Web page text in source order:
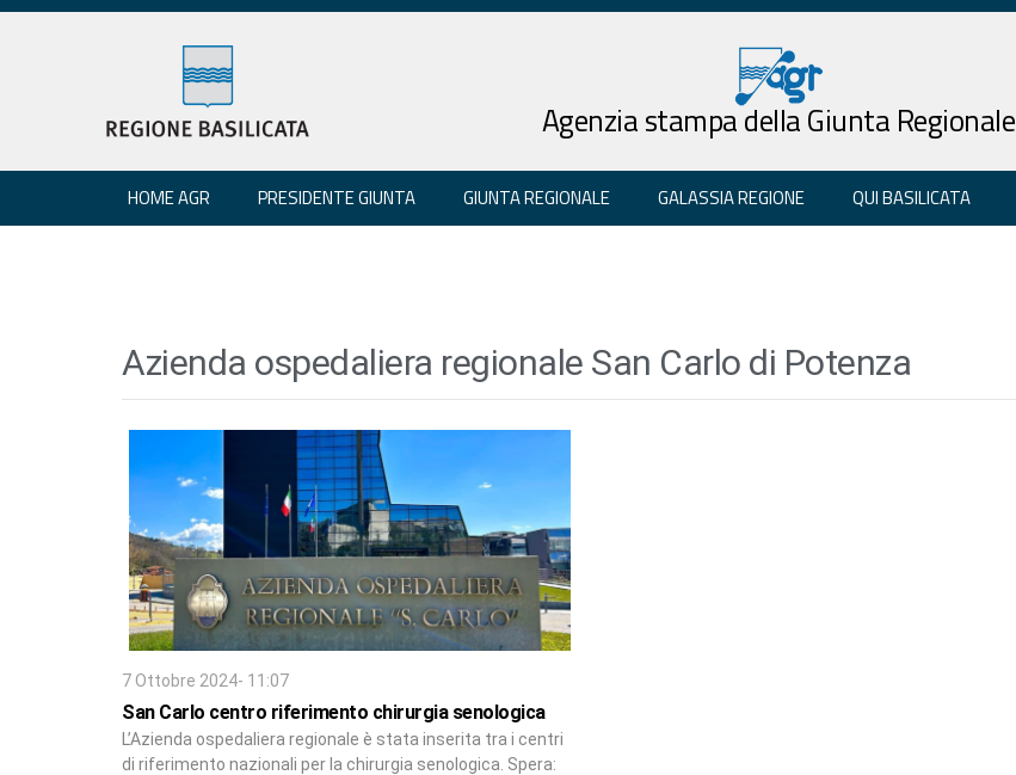
Agenzia stampa della Giunta Regionale
HOME AGR PRESIDENTE GIUNTA GIUNTA REGIONALE GALASSIA REGIONE QUI BASILICATA
Azienda ospedaliera regionale San Carlo di Potenza
7 Ottobre 2024- 11:07
San Carlo centro riferimento chirurgia senologica
L’Azienda ospedaliera regionale è stata inserita tra i centri
di riferimento nazionali per la chirurgia senologica. Spera: